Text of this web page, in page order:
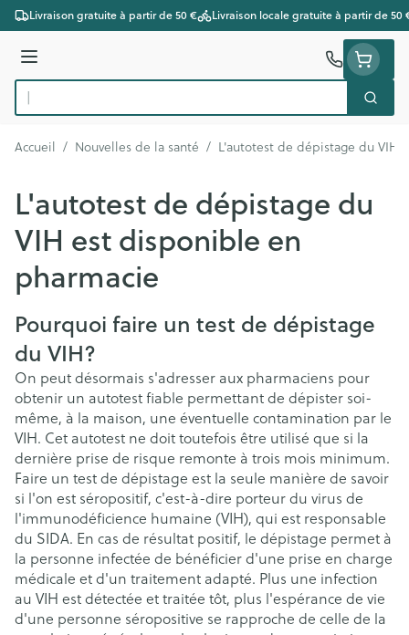
Aller au contenu
Livraison gratuite à partir de 50 € Livraison locale gratuite à partir de 50
Menu
Rechercher
Accueil / Nouvelles de la santé / L'autotest de dépistage du VIH
L'autotest de dépistage du
VIH est disponible en
pharmacie
Pourquoi faire un test de dépistage
du VIH?
On peut désormais s'adresser aux pharmaciens pour
obtenir un autotest fiable permettant de dépister soi-
même, à la maison, une éventuelle contamination par le
VIH. Cet autotest ne doit toutefois être utilisé que si la
dernière prise de risque remonte à trois mois minimum.
Faire un test de dépistage est la seule manière de savoir
si l'on est séropositif, c'est-à-dire porteur du virus de
l'immunodéficience humaine (VIH), qui est responsable
du SIDA. En cas de résultat positif, le dépistage permet à
la personne infectée de bénéficier d'une prise en charge
médicale et d'un traitement adapté. Plus une infection
au VIH est détectée et traitée tôt, plus l'espérance de vie
d'une personne séropositive se rapproche de celle de la